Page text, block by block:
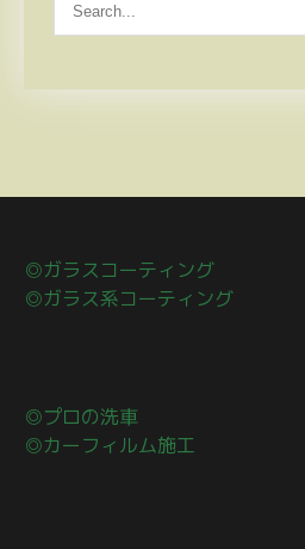
◎ガラスコーティング
◎ガラス系コーティング
◎プロの洗車
◎カーフィルム施工